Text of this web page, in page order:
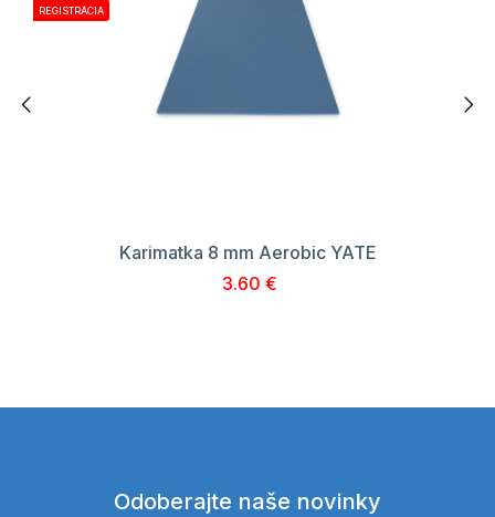
REGISTRÁCIA
Karimatka 8 mm Aerobic YATE
3.60 €
Odoberajte naše novinky